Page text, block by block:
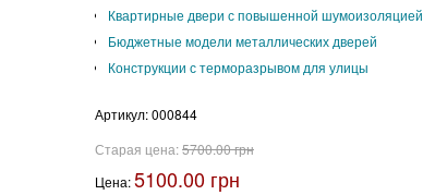
Квартирные двери с повышенной шумоизоляцией
Бюджетные модели металлических дверей
Конструкции с терморазрывом для улицы
Артикул:000844
Старая цена:5700.00 грн
Цена:5100.00 грн